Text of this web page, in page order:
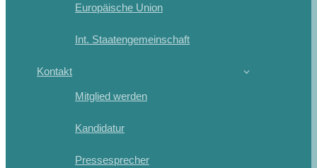
Europäische Union
Int. Staatengemeinschaft
Kontakt
Mitglied werden
Kandidatur
Pressesprecher